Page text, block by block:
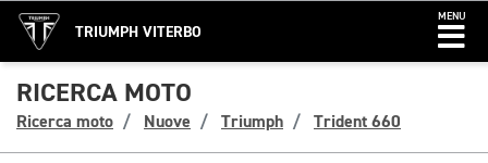
TRIUMPH VITERBO
MENU
RICERCA MOTO
Ricerca moto Nuove Triumph Trident 660